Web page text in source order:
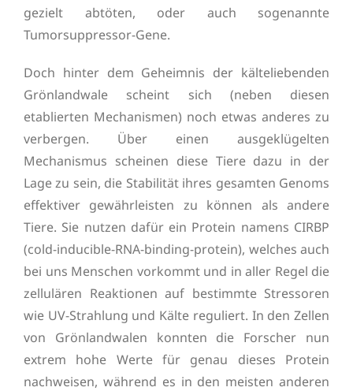
gezielt abtöten, oder auch sogenannte
Tumorsuppressor-Gene.
Doch hinter dem Geheimnis der kälteliebenden
Grönlandwale scheint sich (neben diesen
etablierten Mechanismen) noch etwas anderes zu
verbergen. Über einen ausgeklügelten
Mechanismus scheinen diese Tiere dazu in der
Lage zu sein, die Stabilität ihres gesamten Genoms
effektiver gewährleisten zu können als andere
Tiere. Sie nutzen dafür ein Protein namens CIRBP
(cold-inducible-RNA-binding-protein), welches auch
bei uns Menschen vorkommt und in aller Regel die
zellulären Reaktionen auf bestimmte Stressoren
wie UV-Strahlung und Kälte reguliert. In den Zellen
von Grönlandwalen konnten die Forscher nun
extrem hohe Werte für genau dieses Protein
nachweisen, während es in den meisten anderen